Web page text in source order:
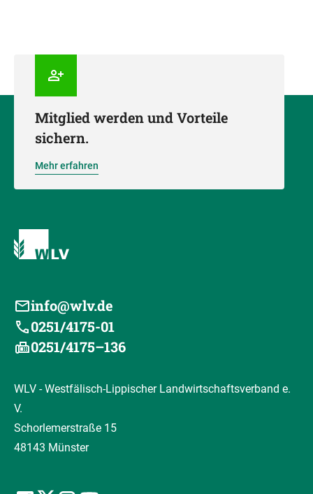
Mitglied werden und Vorteile
sichern.
Mehr erfahren
info@wlv.de
0251/4175-01
0251/4175–136
WLV - Westfälisch-Lippischer Landwirtschaftsverband e.
V.
Schorlemerstraße 15
48143 Münster